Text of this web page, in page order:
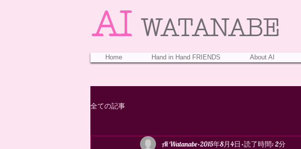
AI WATANABE
Home Hand in Hand FRIENDS About AI
全ての記事
Ai Watanabe 2015年8月4日 読了時間: 2分